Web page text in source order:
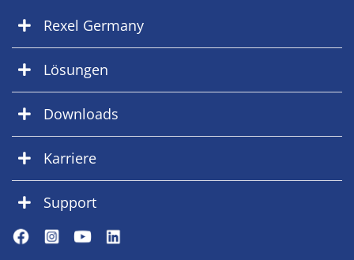
Rexel Germany
Lösungen
Downloads
Karriere
Support